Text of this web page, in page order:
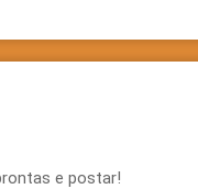
e postar!